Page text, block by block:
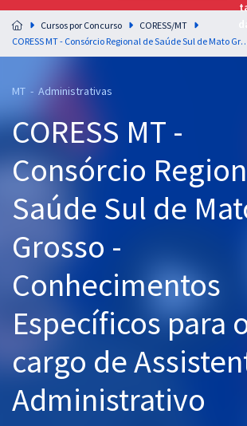
Preparação completa e intensiva para as principais
residências em saúde do Brasil
Cursos 20% OFF
Pós
Graduação
OAB
Mentorias
Questões grátis
Aprovados
Cursos por Concurso
CORESS/MT
CORESS MT - Consórcio Regional de Saúde Sul de Mato Grosso -
MT - Administrativas
CORESS MT -
Consórcio
Saúde Sul de
Grosso -
Conhecimentos
Específicos para
cargo de
Administrativo